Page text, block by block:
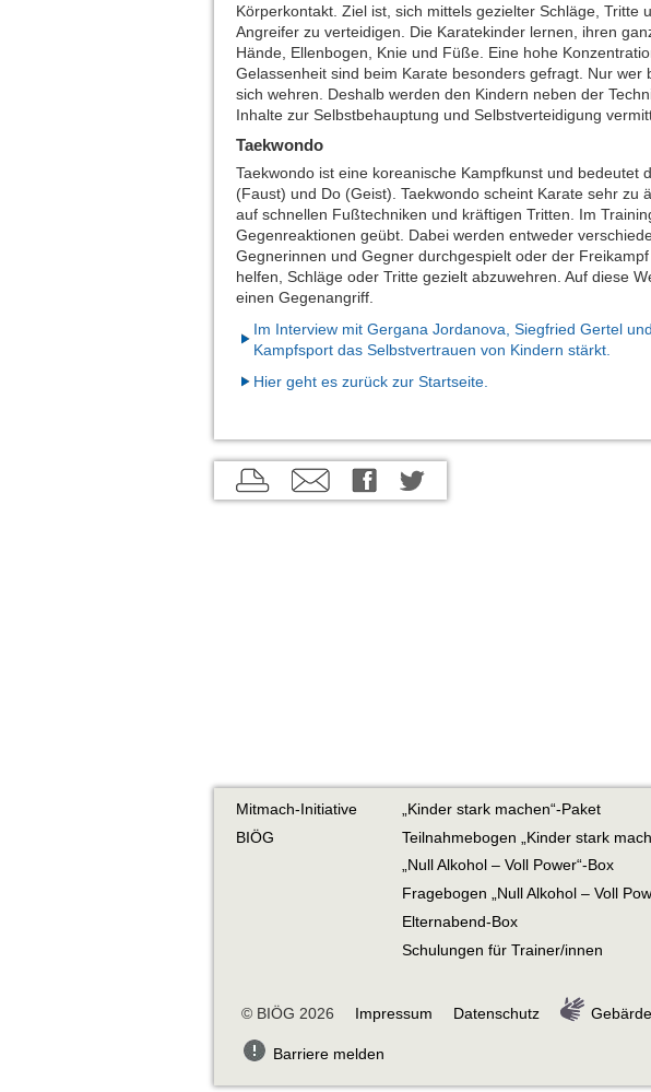
Körperkontakt. Ziel ist, sich mittels gezielter Schläge, Tritte
Angreifer zu verteidigen. Die Karatekinder lernen, ihren
Hände, Ellenbogen, Knie und Füße. Eine hohe
Gelassenheit sind beim Karate besonders gefragt. Nur wer
sich wehren. Deshalb werden den Kindern neben der
Inhalte zur Selbstbehauptung und Selbstverteidigung
Taekwondo
Taekwondo ist eine koreanische Kampfkunst und bedeutet
(Faust) und Do (Geist). Taekwondo scheint Karate sehr zu
auf schnellen Fußtechniken und kräftigen Tritten. Im
Gegenreaktionen geübt. Dabei werden entweder
Gegnerinnen und Gegner durchgespielt oder der
helfen, Schläge oder Tritte gezielt abzuwehren. Auf diese
einen Gegenangriff.
Im Interview mit Gergana Jordanova, Siegfried Gertel
Kampfsport das Selbstvertrauen von Kindern stärkt.
Hier geht es zurück zur Startseite.
aktuelle
aktuelle
aktuelle
Mitmach-Initiative
BIÖG
„Kinder stark machen“-Paket
Teilnahmebogen „Kinder stark
„Null Alkohol – Voll Power“-Box
Fragebogen „Null Alkohol – Voll
Elternabend-Box
Schulungen für Trainer/innen
© BIÖG 2026 Impressum Datenschutz
Barriere melden